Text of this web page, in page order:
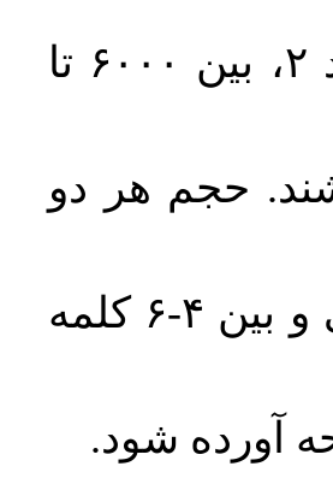
حجم کل مقاله با احتساب تمام بخش‌های مذکور در بند ۲، بین ۶۰۰۰ تا
حجم هر دو
واژگان کلیدی بلافاصله پس از چکیده فارسی و انگلیسی و بین ۴-۶ کلمه
آورده شود.